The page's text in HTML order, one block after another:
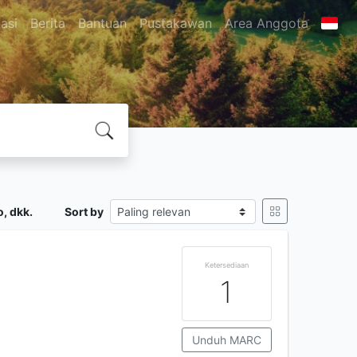
Berita Bantuan Pustakawan Area Anggota
dkk. Sort by
Ketersediaan
1
Unduh MARC